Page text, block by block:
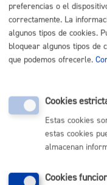
010(gratuito desde
(+34) 943 481 000
Buzón de la ciudadanía
Informar de un error
Ofertas de empleo
Perfil del contratante
Sede electrónica
Mapas - GeoDonostia
Mapa web
preferencias o el
correctamente. La
algunos tipos de cookies.
bloquear algunos tipos de
que podemos ofrecerle.
Cookies
Estas cookies
estas cookies
almacenan
Cookies